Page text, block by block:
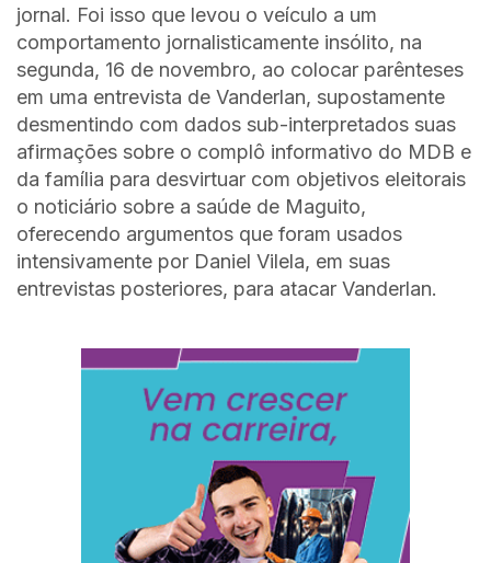
jornal. Foi isso que levou o veículo a um
comportamento jornalisticamente insólito, na
segunda, 16 de novembro, ao colocar parênteses
em uma entrevista de Vanderlan, supostamente
desmentindo com dados sub-interpretados suas
afirmações sobre o complô informativo do MDB e
da família para desvirtuar com objetivos eleitorais
o noticiário sobre a saúde de Maguito,
oferecendo argumentos que foram usados
intensivamente por Daniel Vilela, em suas
entrevistas posteriores, para atacar Vanderlan.